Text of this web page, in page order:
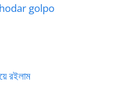
chodar golpo
রইলাম